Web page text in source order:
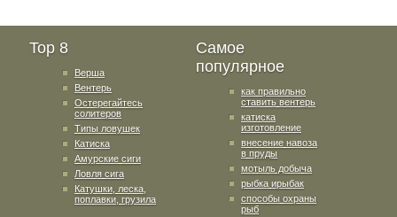
Top 8
Верша
Вентерь
Остерегайтесь
солитеров
Типы ловушек
Катиска
Амурские сиги
Ловля сига
Катушки, леска,
поплавки, грузила
Самое
популярное
как правильно
ставить вентерь
катиска
изготовление
внесение навоза
в пруды
мотыль добыча
рыбка ирыбак
способы охраны
рыб